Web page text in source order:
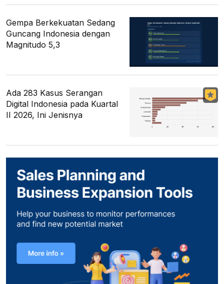
Gempa Berkekuatan Sedang
Guncang Indonesia dengan
Magnitudo 5,3
Ada 283 Kasus Serangan
Digital Indonesia pada Kuartal
II 2026, Ini Jenisnya